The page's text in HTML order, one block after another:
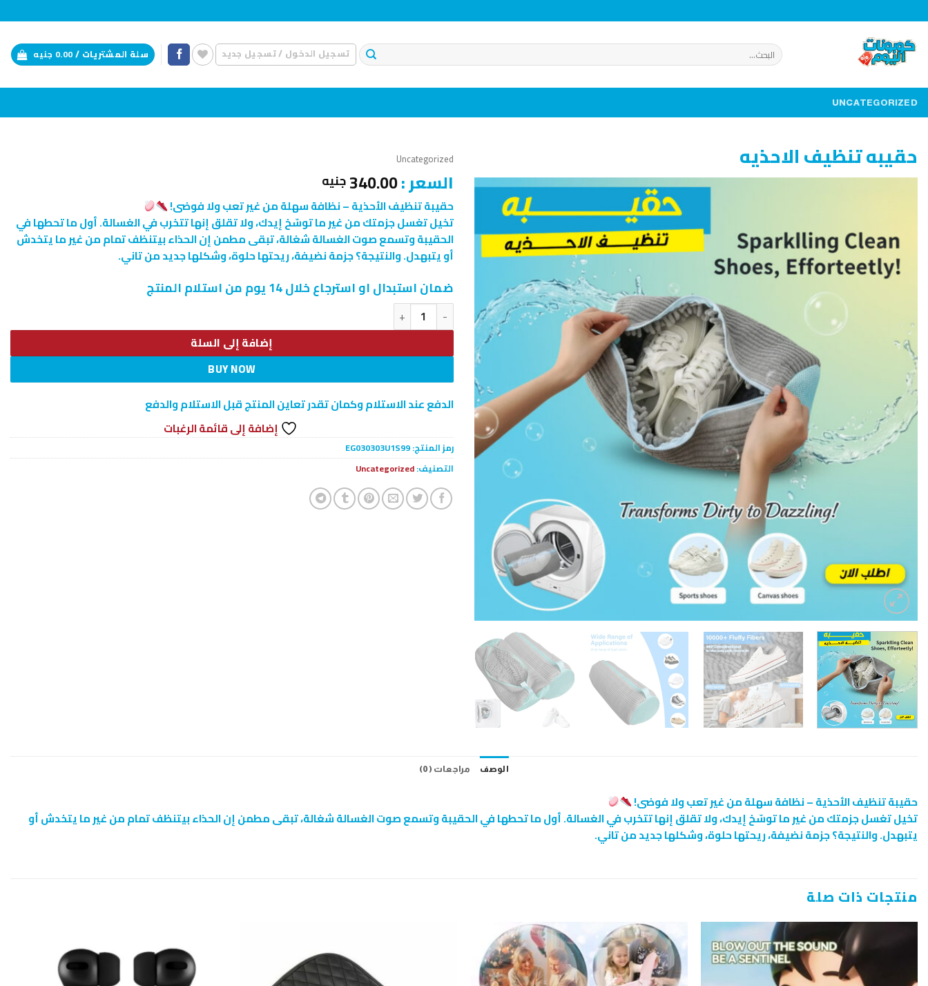
للمحتوى
البحث
عن:
تسجيل الدخول / تسجيل جديد سلة المشتريات /0.00 جنيه
UNCATEGORIZED
حقيبه تنظيف الاحذيه
إضافة
إلى
قائمة
الرغبات
Uncategorized
السعر :340.00جنيه
حقيبة تنظيف الأحذية – نظافة سهلة من غير تعب ولا فوضى!
تخيل تغسل جزمتك من غير ما توسّخ إيدك، ولا تقلق إنها تتخرب في الغسالة. أول ما تحطها في
الحقيبة وتسمع صوت الغسالة شغالة، تبقى مطمن إن الحذاء بيتنظف تمام من غير ما يتخدش
أو يتبهدل. والنتيجة؟ جزمة نضيفة، ريحتها حلوة، وشكلها جديد من تاني.
ضمان استبدال او استرجاع خلال 14 يوم من استلام المنتج
كمية حقيبه تنظيف الاحذيه
إضافة إلى السلة
BUY NOW
الدفع عند الاستلام وكمان تقدر تعاين المنتج قبل الاستلام والدفع
إضافة إلى قائمة الرغبات
رمز المنتج:EG030303U1S99
التصنيف:Uncategorized
الوصف مراجعات (0)
حقيبة تنظيف الأحذية – نظافة سهلة من غير تعب ولا فوضى!
تخيل تغسل جزمتك من غير ما توسّخ إيدك، ولا تقلق إنها تتخرب في الغسالة. أول ما تحطها في الحقيبة وتسمع صوت الغسالة شغالة، تبقى مطمن إن الحذاء بيتنظف تمام من غير ما يتخدش أو
يتبهدل. والنتيجة؟ جزمة نضيفة، ريحتها حلوة، وشكلها جديد من تاني.
منتجات ذات صلة
إضافة
إلى
إضافة
إلى
قائمة